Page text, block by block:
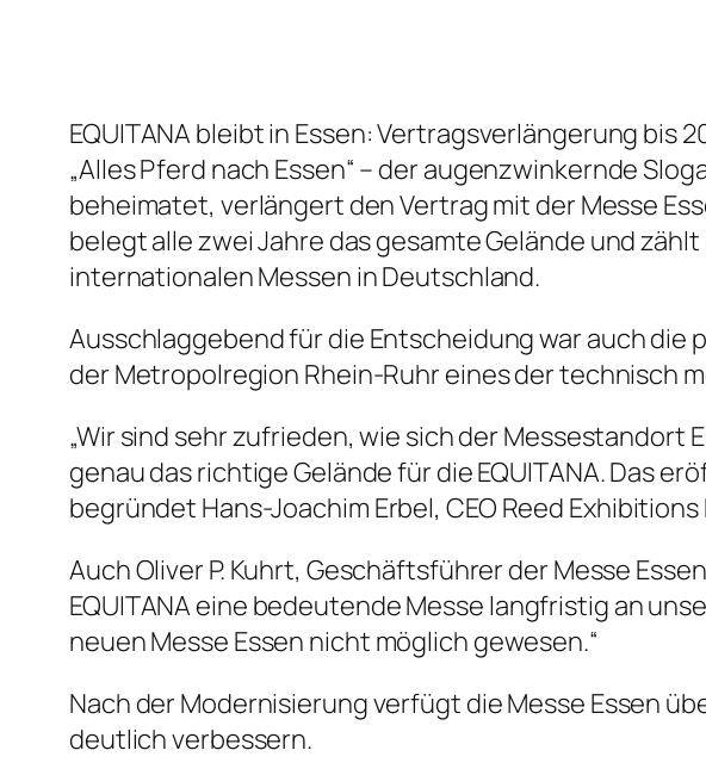
EQUITANA bleibt in Essen: Vertragsverlängerung bis
„Alles Pferd nach Essen“ – der augenzwinkernde
beheimatet, verlängert den Vertrag mit der Messe
belegt alle zwei Jahre das gesamte Gelände und
internationalen Messen in Deutschland.
Ausschlaggebend für die Entscheidung war auch
der Metropolregion Rhein-Ruhr eines der technisch
„Wir sind sehr zufrieden, wie sich der
genau das richtige Gelände für die EQUITANA. Das
begründet Hans-Joachim Erbel, CEO Reed
Auch Oliver P. Kuhrt, Geschäftsführer der Messe
EQUITANA eine bedeutende Messe langfristig an
neuen Messe Essen nicht möglich gewesen.“
Nach der Modernisierung verfügt die Messe Essen
deutlich verbessern.